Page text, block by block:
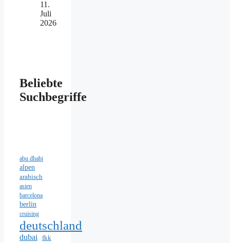
11.
Juli
2026
Beliebte
Suchbegriffe
abu dhabi
alpen
arabisch
asien
barcelona
berlin
cruising
deutschland
dubai
fkk